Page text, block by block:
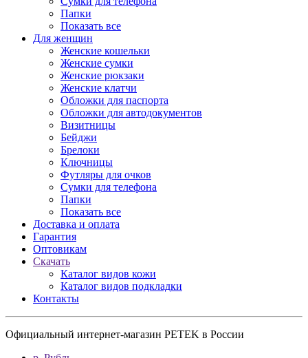
Папки
Показать все
Для женщин
Женские кошельки
Женские сумки
Женские рюкзаки
Женские клатчи
Обложки для паспорта
Обложки для автодокументов
Визитницы
Бейджи
Брелоки
Ключницы
Футляры для очков
Сумки для телефона
Папки
Показать все
Доставка и оплата
Гарантия
Оптовикам
Скачать
Каталог видов кожи
Каталог видов подкладки
Контакты
Официальный интернет-магазин PETEK в России